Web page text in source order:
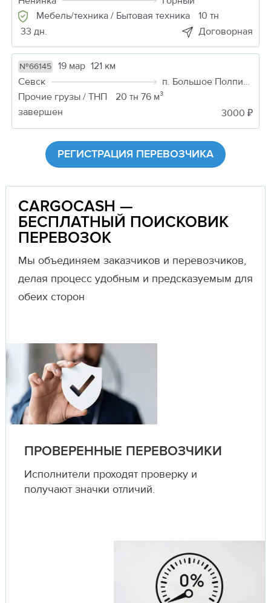
Мебель/техника / Бытовая техника
10 тн
33 дн.
Договорная
№66145 19 мар 121 км
Севск
п. Большое Полпино
Прочие грузы / ТНП
20 тн 76 м³
завершен
3000 ₽
РЕГИСТРАЦИЯ ПЕРЕВОЗЧИКА
CARGOCASH —
БЕСПЛАТНЫЙ ПОИСКОВИК
ПЕРЕВОЗОК
Мы объединяем заказчиков и перевозчиков,
делая процесс удобным и предсказуемым для
обеих сторон
ПРОВЕРЕННЫЕ ПЕРЕВОЗЧИКИ
Исполнители проходят проверку и
получают значки отличий.